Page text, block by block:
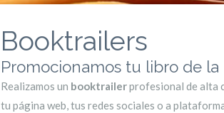
Booktrailers
Promocionamos tu libro de la
Realizamos un booktrailerprofesional de alta
tu página web, tus redes sociales o a